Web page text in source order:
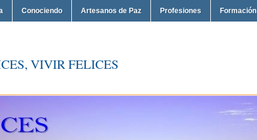
Conociendo Artesanos de Paz Profesiones Formación
VIVIR FELICES